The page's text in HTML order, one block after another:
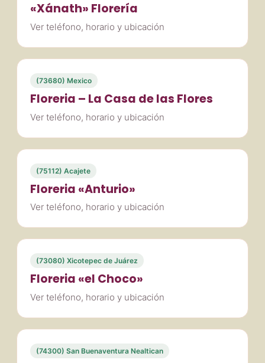
«Xánath» Florería
Ver teléfono, horario y ubicación
(73680) Mexico
Floreria – La Casa de las Flores
Ver teléfono, horario y ubicación
(75112) Acajete
Floreria «Anturio»
Ver teléfono, horario y ubicación
(73080) Xicotepec de Juárez
Floreria «el Choco»
Ver teléfono, horario y ubicación
(74300) San Buenaventura Nealtican